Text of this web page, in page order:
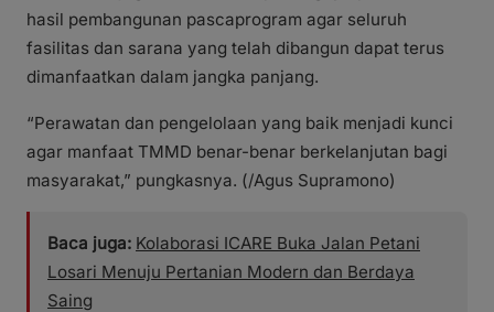
hasil pembangunan pascaprogram agar seluruh
fasilitas dan sarana yang telah dibangun dapat terus
dimanfaatkan dalam jangka panjang.
“Perawatan dan pengelolaan yang baik menjadi kunci
agar manfaat TMMD benar-benar berkelanjutan bagi
masyarakat,” pungkasnya. (/Agus Supramono)
Baca juga: Kolaborasi ICARE Buka Jalan Petani
Losari Menuju Pertanian Modern dan Berdaya
Saing